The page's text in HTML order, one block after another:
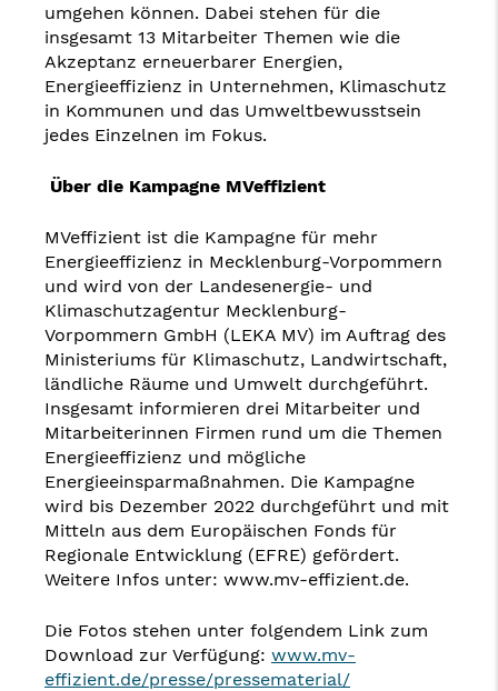
umgehen können. Dabei stehen für die
insgesamt 13 Mitarbeiter Themen wie die
Akzeptanz erneuerbarer Energien,
Energieeffizienz in Unternehmen, Klimaschutz
in Kommunen und das Umweltbewusstsein
jedes Einzelnen im Fokus.
Über die Kampagne MVeffizient
MVeffizient ist die Kampagne für mehr
Energieeffizienz in Mecklenburg-Vorpommern
und wird von der Landesenergie- und
Klimaschutzagentur Mecklenburg-
Vorpommern GmbH (LEKA MV) im Auftrag des
Ministeriums für Klimaschutz, Landwirtschaft,
ländliche Räume und Umwelt durchgeführt.
Insgesamt informieren drei Mitarbeiter und
Mitarbeiterinnen Firmen rund um die Themen
Energieeffizienz und mögliche
Energieeinsparmaßnahmen. Die Kampagne
wird bis Dezember 2022 durchgeführt und mit
Mitteln aus dem Europäischen Fonds für
Regionale Entwicklung (EFRE) gefördert.
Weitere Infos unter: www.mv-effizient.de.
Die Fotos stehen unter folgendem Link zum
Download zur Verfügung: www.mv-
effizient.de/presse/pressematerial/